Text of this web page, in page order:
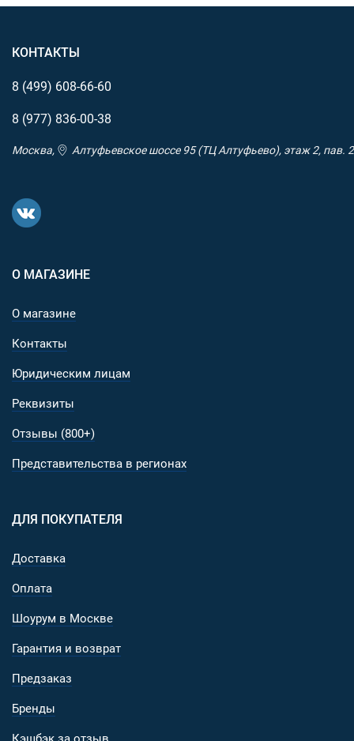
КОНТАКТЫ
8 (499) 608-66-60
8 (977) 836-00-38
Москва, Алтуфьевское шоссе 95 (ТЦ Алтуфьево), этаж 2, пав. 2
О МАГАЗИНЕ
О магазине
Контакты
Юридическим лицам
Реквизиты
Отзывы (800+)
Представительства в регионах
ДЛЯ ПОКУПАТЕЛЯ
Доставка
Оплата
Шоурум в Москве
Гарантия и возврат
Предзаказ
Бренды